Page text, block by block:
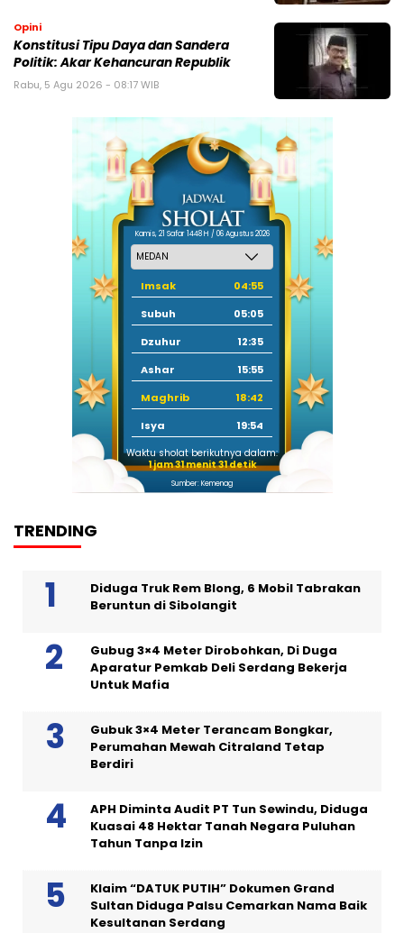
Opini
Konstitusi Tipu Daya dan Sandera
Politik: Akar Kehancuran Republik
Rabu, 5 Agu 2026 - 08:17 WIB
Kamis, 21 Safar 1448 H / 06 Agustus 2026
Imsak
04:55
Subuh
05:05
Dzuhur
12:35
Ashar
15:55
Maghrib
18:42
Isya
19:54
Waktu sholat berikutnya dalam:
1 jam 31 menit 31 detik
Sumber: Kemenag
TRENDING
Diduga Truk Rem Blong, 6 Mobil Tabrakan
Beruntun di Sibolangit
Gubug 3×4 Meter Dirobohkan, Di Duga
Aparatur Pemkab Deli Serdang Bekerja
Untuk Mafia
Gubuk 3×4 Meter Terancam Bongkar,
Perumahan Mewah Citraland Tetap
Berdiri
APH Diminta Audit PT Tun Sewindu, Diduga
Kuasai 48 Hektar Tanah Negara Puluhan
Tahun Tanpa Izin
Klaim “DATUK PUTIH” Dokumen Grand
Sultan Diduga Palsu Cemarkan Nama Baik
Kesultanan Serdang